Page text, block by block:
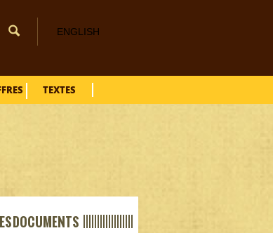
ENGLISH
TEXTES
DOCUMENTS ||||||||||||||||||